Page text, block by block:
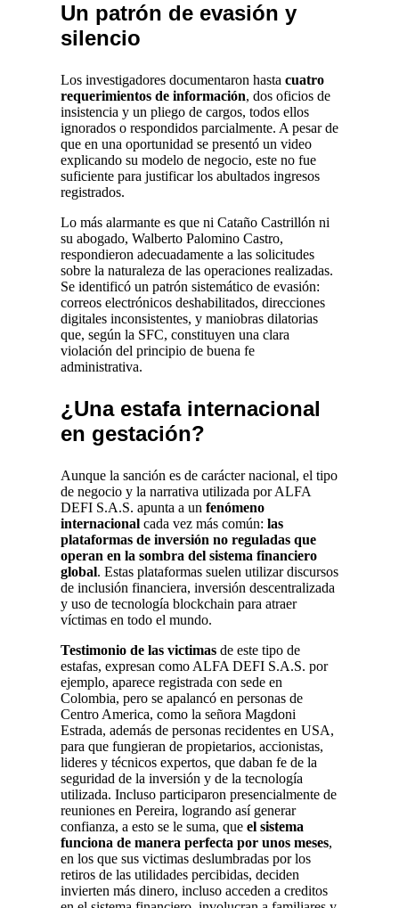
Un patrón de evasión y
silencio
Los investigadores documentaron hasta cuatro
requerimientos de información, dos oficios de
insistencia y un pliego de cargos, todos ellos
ignorados o respondidos parcialmente. A pesar de
que en una oportunidad se presentó un video
explicando su modelo de negocio, este no fue
suficiente para justificar los abultados ingresos
registrados.
Lo más alarmante es que ni Cataño Castrillón ni
su abogado, Walberto Palomino Castro,
respondieron adecuadamente a las solicitudes
sobre la naturaleza de las operaciones realizadas.
Se identificó un patrón sistemático de evasión:
correos electrónicos deshabilitados, direcciones
digitales inconsistentes, y maniobras dilatorias
que, según la SFC, constituyen una clara
violación del principio de buena fe
administrativa.
¿Una estafa internacional
en gestación?
Aunque la sanción es de carácter nacional, el tipo
de negocio y la narrativa utilizada por ALFA
DEFI S.A.S. apunta a un fenómeno
internacional cada vez más común: las
plataformas de inversión no reguladas que
operan en la sombra del sistema financiero
global. Estas plataformas suelen utilizar discursos
de inclusión financiera, inversión descentralizada
y uso de tecnología blockchain para atraer
víctimas en todo el mundo.
Testimonio de las victimas de este tipo de
estafas, expresan como ALFA DEFI S.A.S. por
ejemplo, aparece registrada con sede en
Colombia, pero se apalancó en personas de
Centro America, como la señora Magdoni
Estrada, además de personas recidentes en USA,
para que fungieran de propietarios, accionistas,
lideres y técnicos expertos, que daban fe de la
seguridad de la inversión y de la tecnología
utilizada. Incluso participaron presencialmente de
reuniones en Pereira, logrando así generar
confianza, a esto se le suma, que el sistema
funciona de manera perfecta por unos meses,
en los que sus victimas deslumbradas por los
retiros de las utilidades percibidas, deciden
invierten más dinero, incluso acceden a creditos